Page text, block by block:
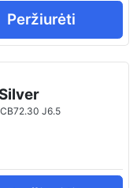
Peržiurėti
J6.5